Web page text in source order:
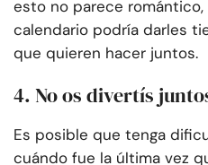
esto no parece
calendario podría darles
que quieren hacer juntos.
4. No os divertís
Es posible que tenga
cuándo fue la última vez